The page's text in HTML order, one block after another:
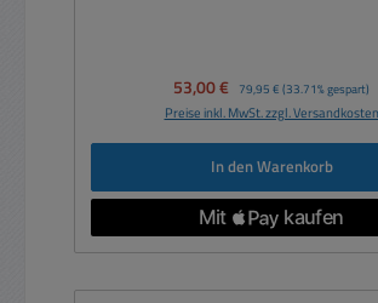
Verkaufspreis:
53,00 € Regulärer Preis:
79,95 € (33.71% gespart)
Preise inkl. MwSt. zzgl. Versandkosten
In den Warenkorb